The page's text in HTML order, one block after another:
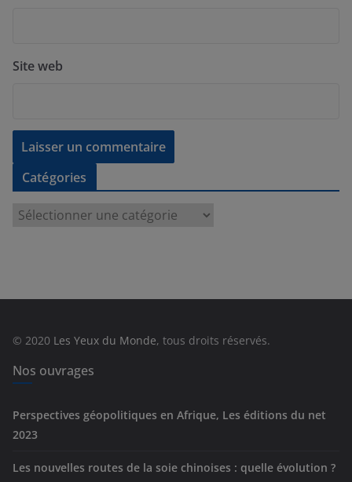
Site web
Catégories
e
s
© 2020 Les Yeux du Monde, tous droits réservés.
Nos ouvrages
Perspectives géopolitiques en Afrique, Les éditions du net
2023
Les nouvelles routes de la soie chinoises : quelle évolution ?